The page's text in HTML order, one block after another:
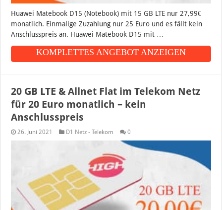
Huawei Matebook D15 (Notebook) mit 15 GB LTE nur 27,99€
monatlich. Einmalige Zuzahlung nur 25 Euro und es fällt kein
Anschlusspreis an. Huawei Matebook D15 mit …
KOMPLETTES ANGEBOT ANZEIGEN
20 GB LTE & Allnet Flat im Telekom Netz
für 20 Euro monatlich – kein
Anschlusspreis
26. Juni 2021 D1 Netz - Telekom 0